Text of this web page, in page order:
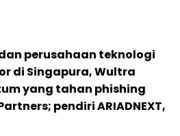
perusahaan teknologi
di Singapura, Wultra
yang tahan phishing
pendiri ARIADNEXT,